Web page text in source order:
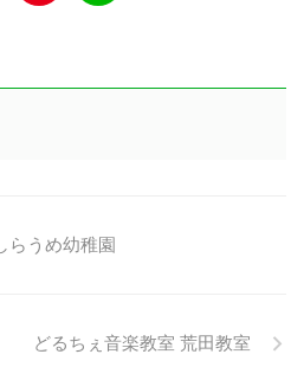
らうめ幼稚園
どるちぇ音楽教室 荒田教室